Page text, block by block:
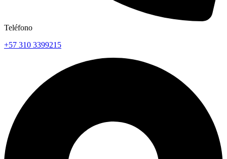
Teléfono
+57 310 3399215